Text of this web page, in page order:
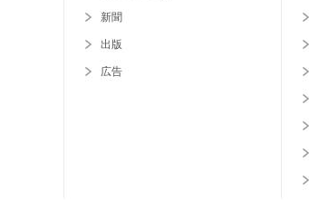
新聞
出版
広告